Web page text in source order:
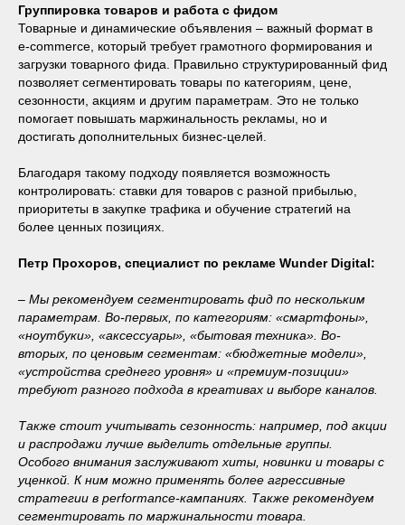
Группировка товаров и работа с фидом
Товарные и динамические объявления – важный формат в
e-commerce, который требует грамотного формирования и
загрузки товарного фида. Правильно структурированный фид
позволяет сегментировать товары по категориям, цене,
сезонности, акциям и другим параметрам. Это не только
помогает повышать маржинальность рекламы, но и
достигать дополнительных бизнес-целей.
Благодаря такому подходу появляется возможность
контролировать: ставки для товаров с разной прибылью,
приоритеты в закупке трафика и обучение стратегий на
более ценных позициях.
Петр Прохоров, специалист по рекламе Wunder Digital:
– Мы рекомендуем сегментировать фид по нескольким
параметрам. Во-первых, по категориям: «смартфоны»,
«ноутбуки», «аксессуары», «бытовая техника». Во-
вторых, по ценовым сегментам: «бюджетные модели»,
«устройства среднего уровня» и «премиум-позиции»
требуют разного подхода в креативах и выборе каналов.
Также стоит учитывать сезонность: например, под акции
и распродажи лучше выделить отдельные группы.
Особого внимания заслуживают хиты, новинки и товары с
уценкой. К ним можно применять более агрессивные
стратегии в performance-кампаниях. Также рекомендуем
сегментировать по маржинальности товара.